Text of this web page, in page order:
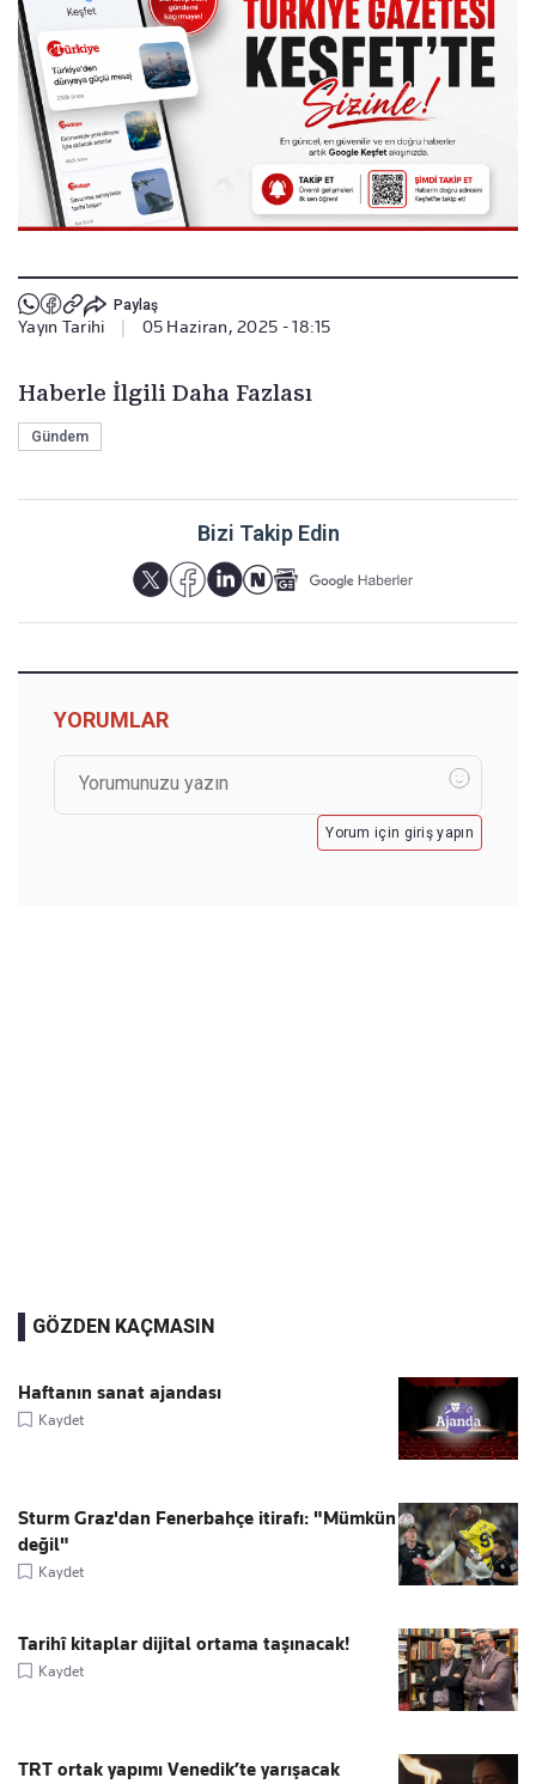
Paylaş
Yayın Tarihi 05 Haziran, 2025 - 18:15
Haberle İlgili Daha Fazlası
Gündem
Bizi Takip Edin
YORUMLAR
Yorum için giriş yapın
GÖZDEN KAÇMASIN
Haftanın sanat ajandası
Kaydet
Sturm Graz'dan Fenerbahçe itirafı: "Mümkün
değil"
Kaydet
Tarihî kitaplar dijital ortama taşınacak!
Kaydet
TRT ortak yapımı Venedik’te yarışacak